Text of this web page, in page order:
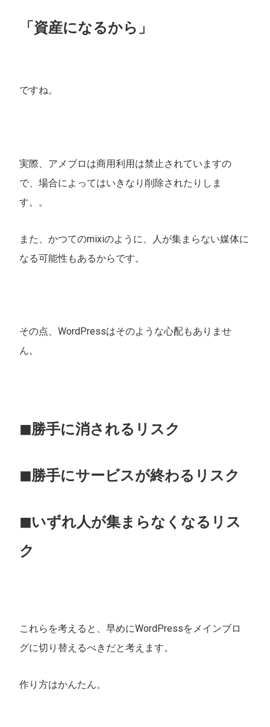
「資産になるから」
ですね。
実際、アメブロは商用利用は禁止されていますの
で、場合によってはいきなり削除されたりしま
す。。
また、かつてのmixiのように、人が集まらない媒体に
なる可能性もあるからです。
その点、WordPressはそのような心配もありませ
ん。
◼︎勝手に消されるリスク
◼︎勝手にサービスが終わるリスク
◼︎いずれ人が集まらなくなるリス
ク
これらを考えると、早めにWordPressをメインブロ
グに切り替えるべきだと考えます。
作り方はかんたん。